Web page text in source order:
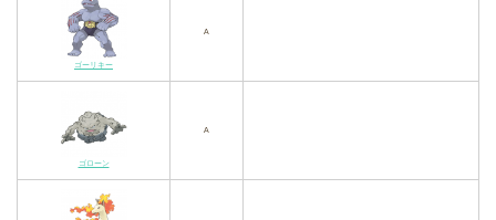
ゴーリキー
A
ゴローン
A